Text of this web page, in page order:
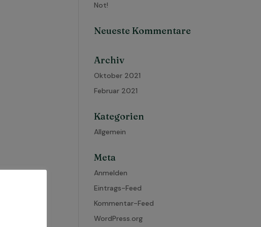
Not!
Neueste Kommentare
Archiv
Oktober 2021
Februar 2021
Kategorien
Allgemein
Meta
Anmelden
Eintrags-Feed
Kommentar-Feed
WordPress.org